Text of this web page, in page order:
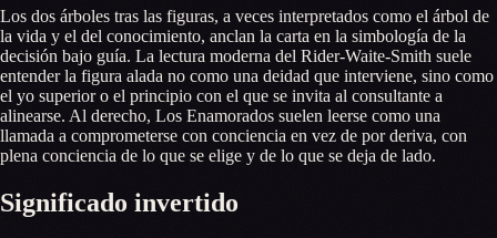
Los dos árboles tras las figuras, a veces interpretados como el árbol de
la vida y el del conocimiento, anclan la carta en la simbología de la
decisión bajo guía. La lectura moderna del Rider-Waite-Smith suele
entender la figura alada no como una deidad que interviene, sino como
el yo superior o el principio con el que se invita al consultante a
alinearse. Al derecho, Los Enamorados suelen leerse como una
llamada a comprometerse con conciencia en vez de por deriva, con
plena conciencia de lo que se elige y de lo que se deja de lado.
Significado invertido